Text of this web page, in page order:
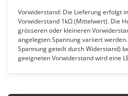
Vorwiderstand: Die Lieferung erfolgt
Vorwiderstand 1kΩ (Mittelwert). Die
grösseren oder kleineren
angelegten Spannung variiert
Spannung geteilt durch Widerstand)
geeigneten Vorwiderstand wird eine